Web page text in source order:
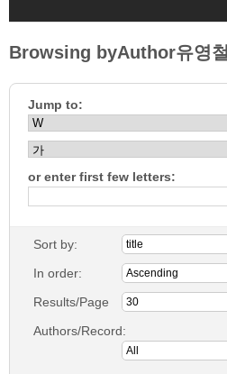
Browsing byAuthor유영철
Jump to:
or enter first few letters:
Sort by:
In order:
Results/Page
Authors/Record: